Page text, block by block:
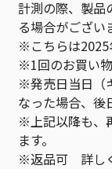
計測の際、製品
る場合がござい
※こちらは2025
※1回のお買い
※発売日当日（
なった場合、後
※上記以降も、
ます。
※返品可 詳し